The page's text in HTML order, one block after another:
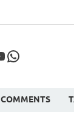
COMMENTS